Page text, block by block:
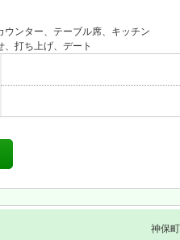
ンター、テーブル席、キッチン
打ち上げ、デート
神保